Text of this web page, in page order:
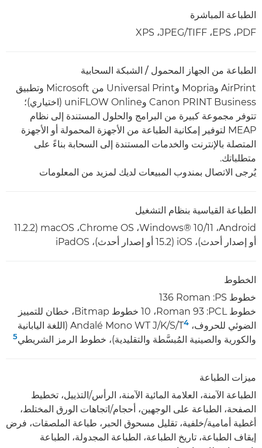
الطباعة المباشرة
PDF،‏ EPS،‏ TIFF/‏JPEG، ‏XPS
الطباعة من الجهاز المحمول / الشبكة السحابية
AirPrint وMopria وUniversal Print من Microsoft وتطبيق
Canon PRINT Business وuniFLOW Online (اختياري)؛
تتوفر مجموعة كبيرة من البرامج والحلول المستندة إلى نظام
MEAP لتوفير إمكانية الطباعة من الأجهزة المحمولة أو الأجهزة
المتصلة بالإنترنت والخدمات المستندة إلى السحابة بناءً على
متطلباتك.
يُرجى الاتصال بمندوب المبيعات لديك لمزيد من المعلومات
الطباعة القياسية بنظام التشغيل
Android‏، Windows® 10/11، ‏Chrome OS‏، macOS (11.2.2
أو إصدار أحدث)، iOS (15.2 أو إصدار أحدث)، iPadOS
الخطوط
خطوط PS:‏ ‎136 Roman
خطوط PCL:‏ ‎‏93 Roman،‏ 10 خطوط Bitmap، خطان للتمييز
الضوئي للحروف، Andalé Mono WT J/K/S/T 4
(اللغة اليابانية
والكورية والصينية المُبسَّطة والتقليدية)، خطوط الرمز الشريطي5
ميزات الطباعة
الطباعة الآمنة، العلامة المائية الآمنة، الرأس/التذييل، تخطيط
الصفحة، الطباعة على الوجهين، أحجام/اتجاهات الورق المختلط،
أغطية أمامية/خلفية، تقليل مسحوق الحبر، طباعة الملصقات، فرض
إيقاف الطباعة، تاريخ الطباعة، الطباعة المجدولة، الطباعة